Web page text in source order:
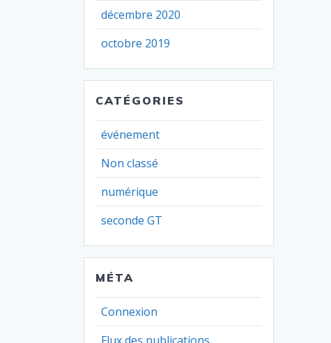
décembre 2020
octobre 2019
CATÉGORIES
événement
Non classé
numérique
seconde GT
MÉTA
Connexion